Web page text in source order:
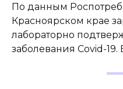
По данным
Красноярском крае
лабораторно
заболевания Covid-